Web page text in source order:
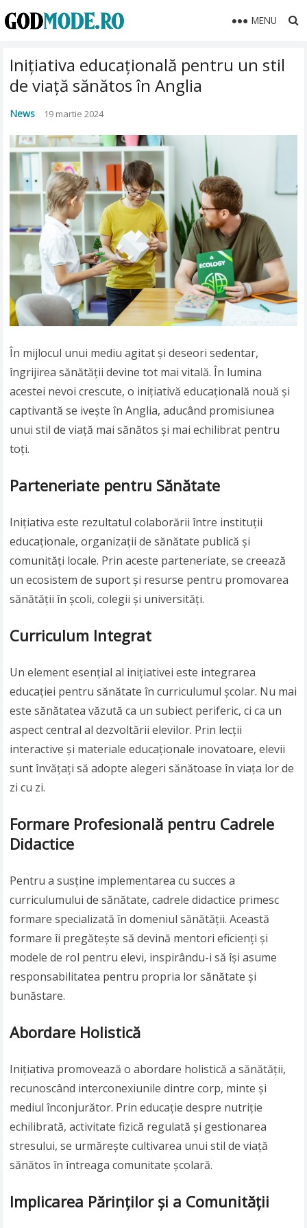
MENU
Inițiativa educațională pentru un stil
de viață sănătos în Anglia
News 19 martie 2024
În mijlocul unui mediu agitat și deseori sedentar,
îngrijirea sănătății devine tot mai vitală. În lumina
acestei nevoi crescute, o inițiativă educațională nouă și
captivantă se ivește în Anglia, aducând promisiunea
unui stil de viață mai sănătos și mai echilibrat pentru
toți.
Parteneriate pentru Sănătate
Inițiativa este rezultatul colaborării între instituții
educaționale, organizații de sănătate publică și
comunități locale. Prin aceste parteneriate, se creează
un ecosistem de suport și resurse pentru promovarea
sănătății în școli, colegii și universități.
Curriculum Integrat
Un element esențial al inițiativei este integrarea
educației pentru sănătate în curriculumul școlar. Nu mai
este sănătatea văzută ca un subiect periferic, ci ca un
aspect central al dezvoltării elevilor. Prin lecții
interactive și materiale educaționale inovatoare, elevii
sunt învățați să adopte alegeri sănătoase în viața lor de
zi cu zi.
Formare Profesională pentru Cadrele
Didactice
Pentru a susține implementarea cu succes a
curriculumului de sănătate, cadrele didactice primesc
formare specializată în domeniul sănătății. Această
formare îi pregătește să devină mentori eficienți și
modele de rol pentru elevi, inspirându-i să își asume
responsabilitatea pentru propria lor sănătate și
bunăstare.
Abordare Holistică
Inițiativa promovează o abordare holistică a sănătății,
recunoscând interconexiunile dintre corp, minte și
mediul înconjurător. Prin educație despre nutriție
echilibrată, activitate fizică regulată și gestionarea
stresului, se urmărește cultivarea unui stil de viață
sănătos în întreaga comunitate școlară.
Implicarea Părinților și a Comunității